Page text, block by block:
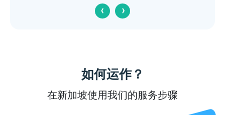
‹ ›
如何运作？
在新加坡使用我们的服务步骤